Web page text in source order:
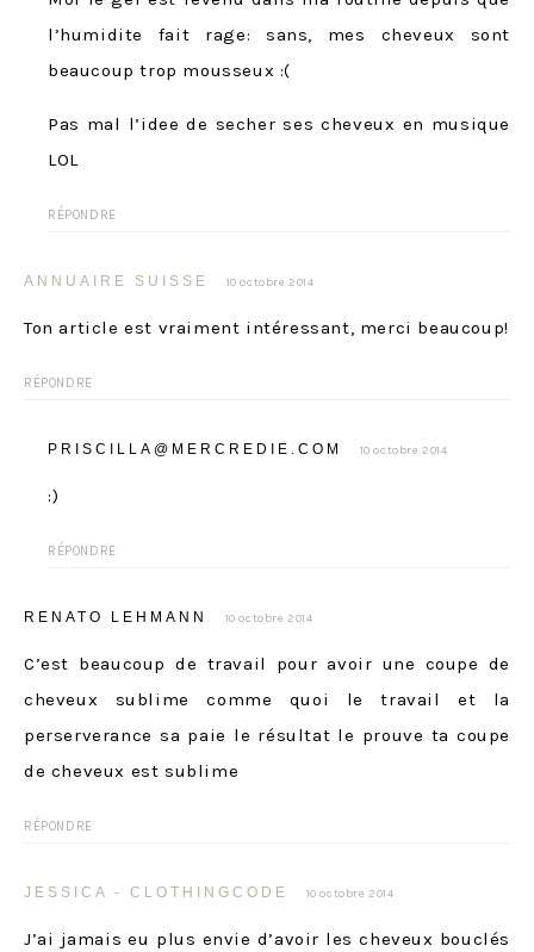
l’humidite fait rage: sans, mes cheveux sont
beaucoup trop mousseux :(
Pas mal l’idee de secher ses cheveux en musique
LOL
RÉPONDRE
ANNUAIRE SUISSE 10 octobre 2014
Ton article est vraiment intéressant, merci beaucoup!
RÉPONDRE
PRISCILLA@MERCREDIE.COM 10 octobre 2014
:)
RÉPONDRE
RENATO LEHMANN 10 octobre 2014
C’est beaucoup de travail pour avoir une coupe de
cheveux sublime comme quoi le travail et la
perserverance sa paie le résultat le prouve ta coupe
de cheveux est sublime
RÉPONDRE
JESSICA - CLOTHINGCODE 10 octobre 2014
J’ai jamais eu plus envie d’avoir les cheveux bouclés